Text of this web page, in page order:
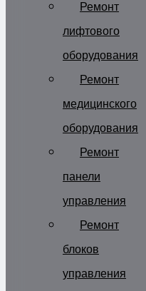
Ремонт
лифтового
оборудования
Ремонт
медицинского
оборудования
Ремонт
панели
управления
Ремонт
блоков
управления